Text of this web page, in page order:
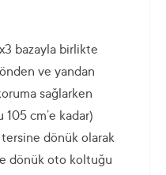
bazayla birlikte
ve yandan
sağlarken
105 cm’e kadar)
dönük olarak
dönük oto koltuğu